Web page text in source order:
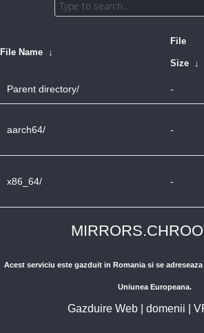
File Name ↓
File
Size ↓
Parent directory/ -
aarch64/ -
x86_64/ -
Acest serviciu este gazduit in Romania si se
Uniunea Europeana.
Gazduire Web| domenii